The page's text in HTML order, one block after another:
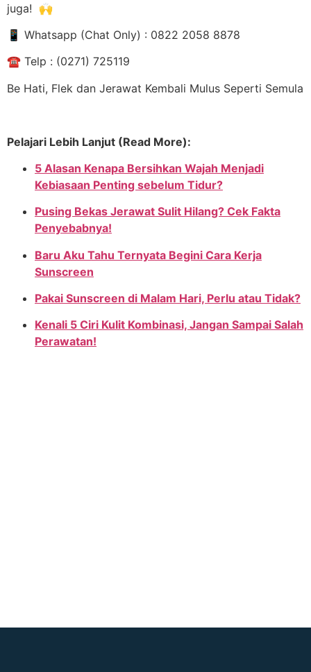
juga! 🙌
📱 Whatsapp (Chat Only) : 0822 2058 8878
☎ ️ Telp : (0271) 725119
Be Hati, Flek dan Jerawat Kembali Mulus Seperti Semula
Pelajari Lebih Lanjut (Read More):
5 Alasan Kenapa Bersihkan Wajah Menjadi
Kebiasaan Penting sebelum Tidur?
Pusing Bekas Jerawat Sulit Hilang? Cek Fakta
Penyebabnya!
Baru Aku Tahu Ternyata Begini Cara Kerja
Sunscreen
Pakai Sunscreen di Malam Hari, Perlu atau Tidak?
Kenali 5 Ciri Kulit Kombinasi, Jangan Sampai Salah
Perawatan!